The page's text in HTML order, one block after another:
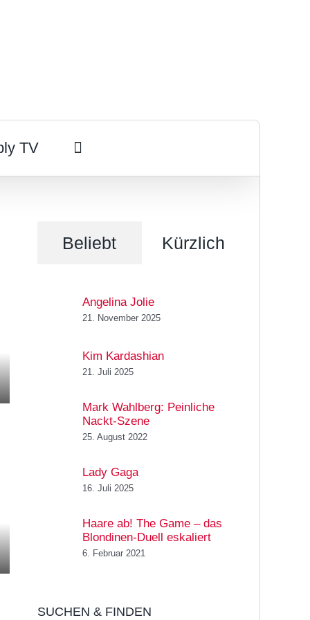
TV
Beliebt Kürzlich
Angelina Jolie
21. November 2025
Kim Kardashian
21. Juli 2025
Mark Wahlberg: Peinliche
Nackt-Szene
25. August 2022
Lady Gaga
16. Juli 2025
Haare ab! The Game – das
Blondinen-Duell eskaliert
6. Februar 2021
SUCHEN & FINDEN